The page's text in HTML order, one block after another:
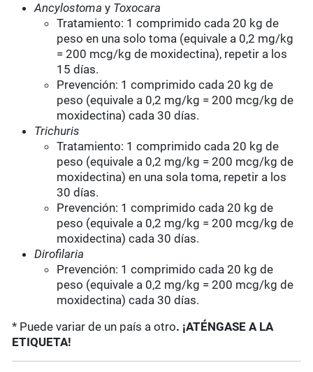
Ancylostoma y Toxocara
Tratamiento: 1 comprimido cada 20 kg de
peso en una solo toma (equivale a 0,2 mg/kg
= 200 mcg/kg de moxidectina), repetir a los
15 días.
Prevención: 1 comprimido cada 20 kg de
peso (equivale a 0,2 mg/kg = 200 mcg/kg de
moxidectina) cada 30 días.
Trichuris
Tratamiento: 1 comprimido cada 20 kg de
peso (equivale a 0,2 mg/kg = 200 mcg/kg de
moxidectina) en una sola toma, repetir a los
30 días.
Prevención: 1 comprimido cada 20 kg de
peso (equivale a 0,2 mg/kg = 200 mcg/kg de
moxidectina) cada 30 días.
Dirofilaria
Prevención: 1 comprimido cada 20 kg de
peso (equivale a 0,2 mg/kg = 200 mcg/kg de
moxidectina) cada 30 días.
* Puede variar de un país a otro. ¡ATÉNGASE A LA
ETIQUETA!